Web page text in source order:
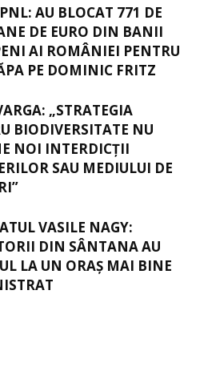
AU BLOCAT 771 DE
DE EURO DIN BANII
AI ROMÂNIEI PENTRU
PE DOMINIC FRITZ
„STRATEGIA
BIODIVERSITATE NU
NOI INTERDICȚII
SAU MEDIULUI DE
VASILE NAGY:
DIN SÂNTANA AU
LA UN ORAȘ MAI BINE